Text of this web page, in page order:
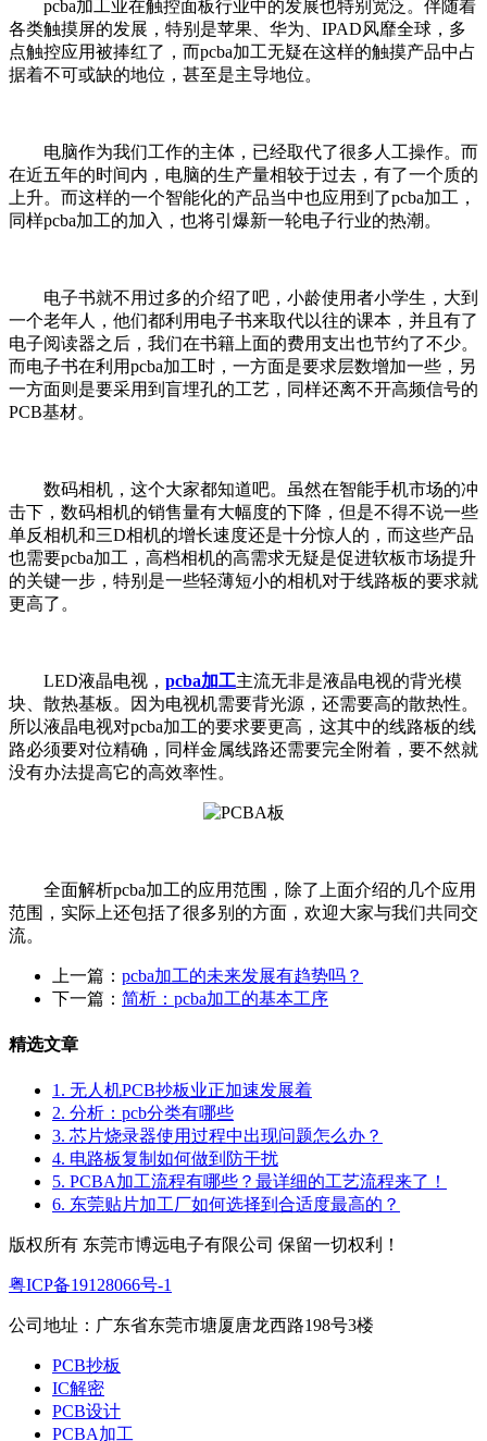
pcba加工业在触控面板行业中的发展也特别宽泛。伴随着
各类触摸屏的发展，特别是苹果、华为、 IPAD风靡全球，多
点触控应用被捧红了，而pcba加工无疑在这样的触摸产品中占
据着不可或缺的地位，甚至是主导地位。
电脑作为我们工作的主体，已经取代了很多人工操作。而
在近五年的时间内，电脑的生产量相较于过去，有了一个质的
上升。而这样的一个智能化的产品当中也应用到了pcba加工，
同样pcba加工的加入，也将引爆新一轮电子行业的热潮。
电子书就不用过多的介绍了吧，小龄使用者小学生，大到
一个老年人，他们都利用电子书来取代以往的课本，并且有了
电子阅读器之后，我们在书籍上面的费用支出也节约了不少。
而电子书在利用pcba加工时，一方面是要求层数增加一些，另
一方面则是要采用到盲埋孔的工艺，同样还离不开高频信号的
PCB基材。
数码相机，这个大家都知道吧。虽然在智能手机市场的冲
击下，数码相机的销售量有大幅度的下降，但是不得不说一些
单反相机和三D相机的增长速度还是十分惊人的，而这些产品
也需要pcba加工，高档相机的高需求无疑是促进软板市场提升
的关键一步，特别是一些轻薄短小的相机对于线路板的要求就
更高了。
LED液晶电视， pcba加工主流无非是液晶电视的背光模
块、散热基板。因为电视机需要背光源，还需要高的散热性。
所以液晶电视对pcba加工的要求要更高，这其中的线路板的线
路必须要对位精确，同样金属线路还需要完全附着，要不然就
没有办法提高它的高效率性。
全面解析pcba加工的应用范围，除了上面介绍的几个应用
范围，实际上还包括了很多别的方面，欢迎大家与我们共同交
流。
上一篇： pcba加工的未来发展有趋势吗？
下一篇： 简析：pcba加工的基本工序
精选文章
1. 无人机PCB抄板业正加速发展着
2. 分析：pcb分类有哪些
3. 芯片烧录器使用过程中出现问题怎么办？
4. 电路板复制如何做到防干扰
5. PCBA加工流程有哪些？最详细的工艺流程来了！
6. 东莞贴片加工厂如何选择到合适度最高的？
版权所有 东莞市博远电子有限公司 保留一切权利！
粤ICP备19128066号-1
公司地址：广东省东莞市塘厦唐龙西路198号3楼
PCB抄板
IC解密
PCB设计
PCBA加工